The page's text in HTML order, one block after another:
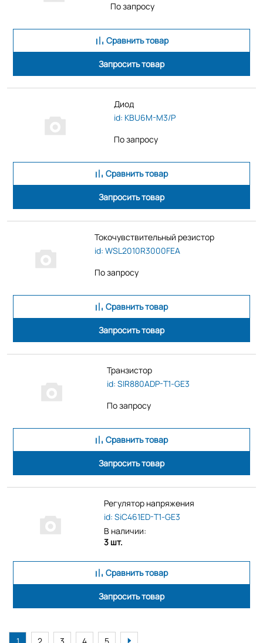
По запросу
Сравнить товар
Запросить товар
Диод
id: KBU6M-M3/P
По запросу
Сравнить товар
Запросить товар
Токочувствительный резистор
id: WSL2010R3000FEA
По запросу
Сравнить товар
Запросить товар
Транзистор
id: SIR880ADP-T1-GE3
По запросу
Сравнить товар
Запросить товар
Регулятор напряжения
id: SiC461ED-T1-GE3
В наличии:
3 шт.
Сравнить товар
Запросить товар
1 2 3 4 5